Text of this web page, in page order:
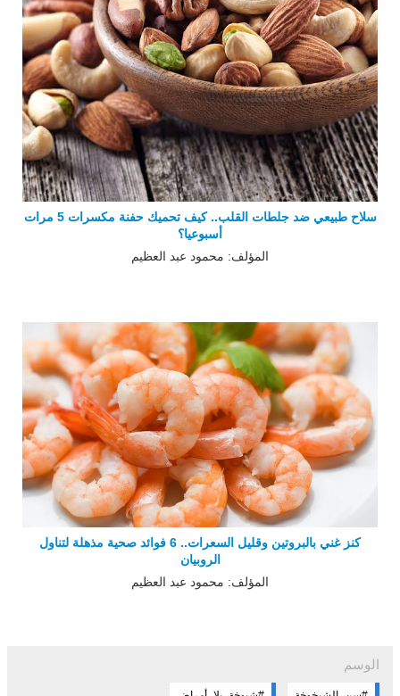
سلاح طبيعي ضد جلطات القلب.. كيف تحميك حفنة مكسرات 5 مرات
أسبوعيا؟
المؤلف: محمود عبد العظيم
كنز غني بالبروتين وقليل السعرات.. 6 فوائد صحية مذهلة لتناول
الروبيان
المؤلف: محمود عبد العظيم
الوسم